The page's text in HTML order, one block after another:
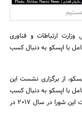
ارتباطات و فناوری
با اپسکو به دنبال کسب
از برگزاری نشست این
با اپسکو به دنبال کسب
سهم مناسب از پروزه ها هستیم و برگزاری نشست این شورا در سال 2017 در